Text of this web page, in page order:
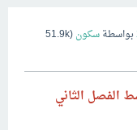
بواسطةسكون(
51.9k
الفصل الثاني